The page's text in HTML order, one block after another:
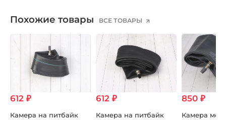
Похожие товары ВСЕ ТОВАРЫ
612 ₽
Камера на питбайк
612 ₽
Камера на питбайк
850 ₽
Камера мото